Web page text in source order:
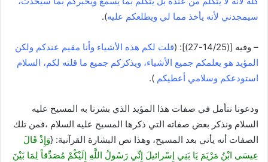
سيمجدني لأنه يأخذ مما لي ويطلعكم عليه).
– وفيه [(14/25-27)]: (
قلت لكم هذه الأشياء وأنا مقيم عندكم ولكن
المؤيد هو يعلمكم جميع الأشياء، ويذكركم جميع ما قلته لكم، السلام
استودعكم وسلامي أعطيكم ).
ودعونا نتأمل في صفات هذا المؤيد الذي بشرنا به المسيح عليه
السلام ونذكر بعض صفاته التي ذكرها المسيح عليه السلام ،فمن تلك
الصفات أنه يأتي بعد المسيح، وهذا نص البشارة القرآنية: {وَإِذْ قَالَ
عِيسَى ابْنُ مَرْيَمَ يَا بَنِي إِسْرائيلَ إِنِّي رَسُولُ اللَّهِ إِلَيْكُمْ مُصَدِّقاً لِمَا بَيْنَ